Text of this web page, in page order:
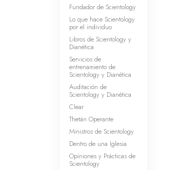
Fundador de Scientology
Lo que hace Scientology
por el individuo
Libros de Scientology y
Dianética
Servicios de
entrenamiento de
Scientology y Dianética
Auditación de
Scientology y Dianética
Clear
Thetán Operante
Ministros de Scientology
Dentro de una Iglesia
Opiniones y Prácticas de
Scientology